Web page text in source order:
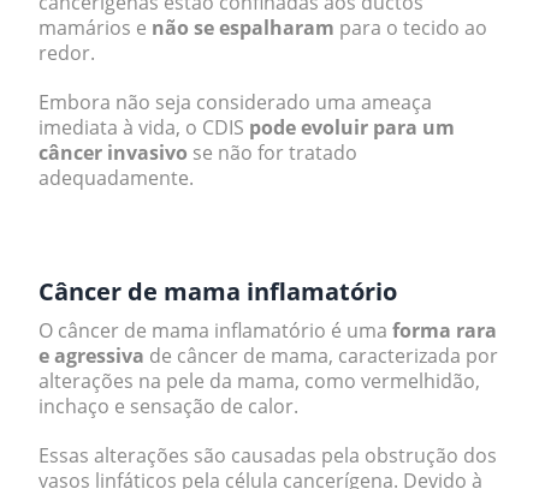
mamários e não se espalharam para o tecido ao
redor.
Embora não seja considerado uma ameaça
imediata à vida, o CDIS pode evoluir para um
câncer invasivo se não for tratado
adequadamente.
Câncer de mama inflamatório
O câncer de mama inflamatório é uma forma rara
e agressiva de câncer de mama, caracterizada por
alterações na pele da mama, como vermelhidão,
inchaço e sensação de calor.
Essas alterações são causadas pela obstrução dos
vasos linfáticos pela célula cancerígena. Devido à